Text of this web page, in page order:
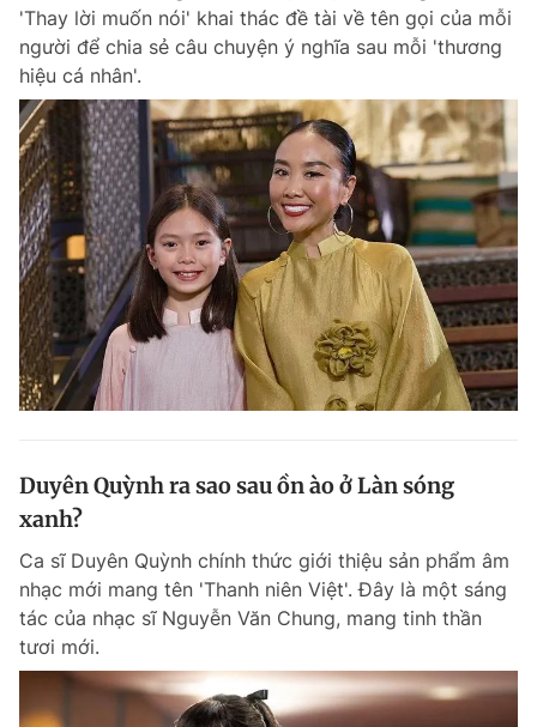
Đọc Thanh Niên trên điện thoại
Theo dõi báo trên
Hotline
0906 645 777
Liên hệ quảng cáo
0908 780 404
Đặt báo Quảng cáo RSS Tòa soạn Chính sách bảo
Phó tổng biên tập: Lâm Hiếu Dũng
Phó tổng biên tập: Trần Việt Hưng
Tổng thư ký tòa soạn: Đức Trung
Giấy phép xuất bản số 110/GP - BTTTT cấp ngày 24.3.2020
© 2003-2026 Bản quyền thuộc về Báo Thanh Niên. Cấm sao chép
dưới mọi hình thức nếu không có sự chấp thuận bằng văn bản.
Phát triển bởi ePi Technologies, JSC.
'Thay lời muốn nói' khai thác đề tài về tên gọi của mỗi
người để chia sẻ câu chuyện ý nghĩa sau mỗi 'thương
hiệu cá nhân'.
Duyên Quỳnh ra sao sau ồn ào ở Làn sóng
xanh?
Ca sĩ Duyên Quỳnh chính thức giới thiệu sản phẩm âm
nhạc mới mang tên 'Thanh niên Việt'. Đây là một sáng
tác của nhạc sĩ Nguyễn Văn Chung, mang tinh thần
tươi mới.